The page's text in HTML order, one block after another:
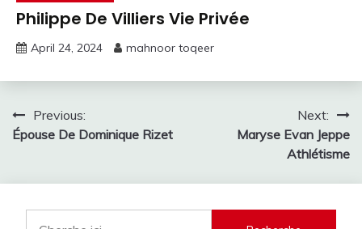
Philippe De Villiers Vie Privée
April 24, 2024 mahnoor toqeer
Post
navigation
Previous:
Épouse De Dominique Rizet
Next:
Maryse Evan Jeppe
Athlétisme